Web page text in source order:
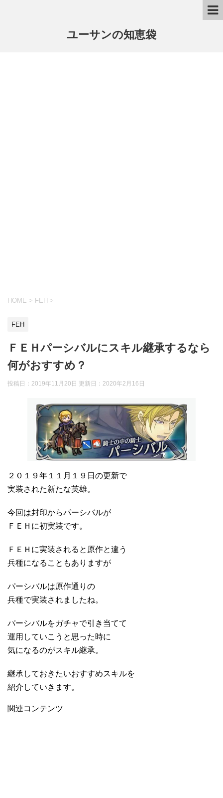
ユーサンの知恵袋
HOME > FEH >
FEH
ＦＥＨパーシバルにスキル継承するなら
何がおすすめ？
投稿日：2019年11月20日 更新日： 2020年2月16日
２０１９年１１月１９日の更新で
実装された新たな英雄。
今回は封印からパーシバルが
ＦＥＨに初実装です。
ＦＥＨに実装されると原作と違う
兵種になることもありますが
パーシバルは原作通りの
兵種で実装されましたね。
パーシバルをガチャで引き当てて
運用していこうと思った時に
気になるのがスキル継承。
継承しておきたいおすすめスキルを
紹介していきます。
関連コンテンツ